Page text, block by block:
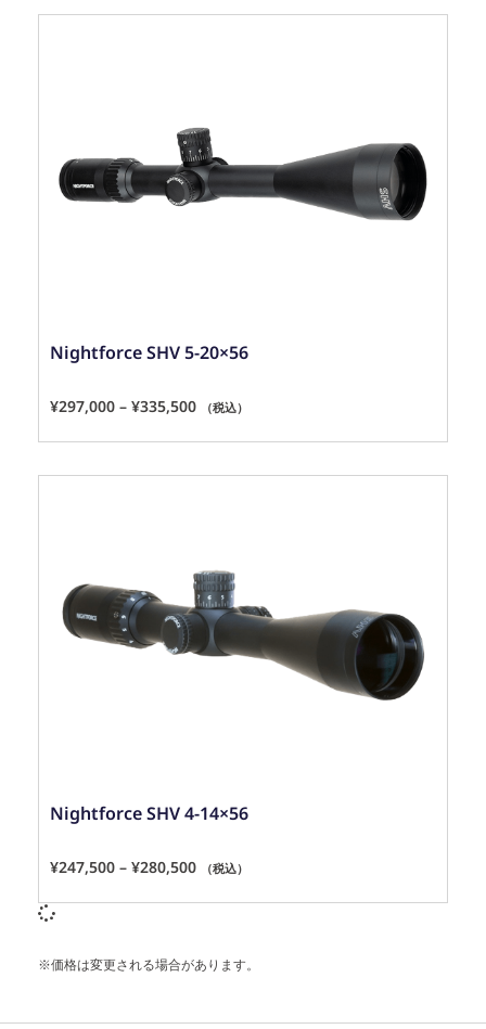
Nightforce SHV 5-20×56
¥297,000 – ¥335,500 （税込）
Nightforce SHV 4-14×56
¥247,500 – ¥280,500 （税込）
※価格は変更される場合があります。